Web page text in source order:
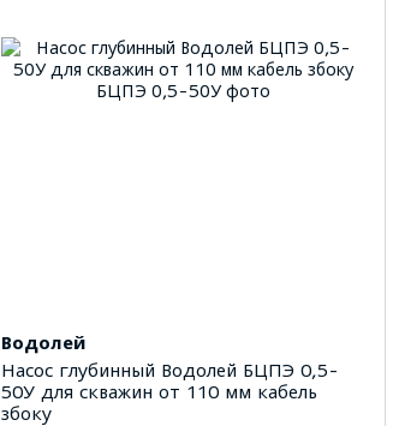
Водолей
Насос глубинный Водолей БЦПЭ 0,5-
50У для скважин от 110 мм кабель
збоку